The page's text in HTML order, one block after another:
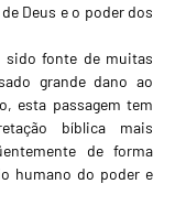
Deus e o poder dos
fonte de muitas
grande dano ao
esta passagem tem
bíblica mais
de forma
humano do poder e